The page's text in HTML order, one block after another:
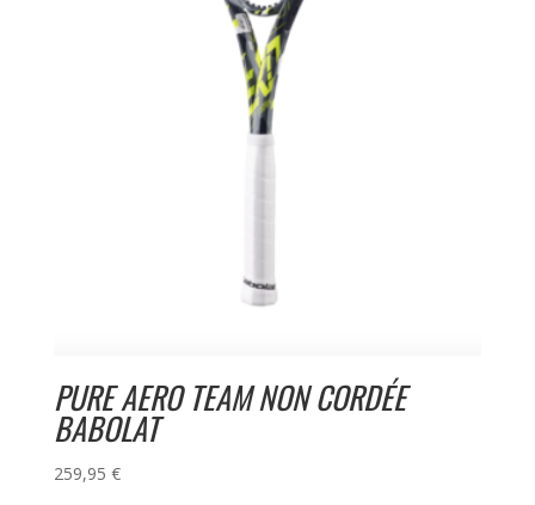
PURE AERO TEAM NON CORDÉE
BABOLAT
259,95 €